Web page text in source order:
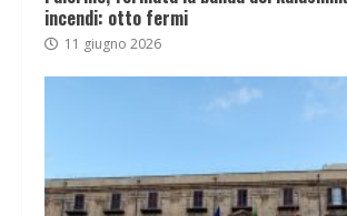
incendi: otto fermi
11 giugno 2026